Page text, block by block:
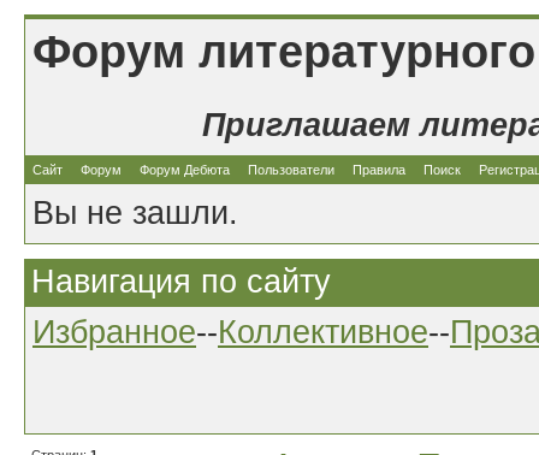
Форум
Приглашаем
Сайт Форум Форум Дебюта Пользователи Правила Поиск
Вы не зашли.
Навигация по сайту
Избранное--Коллективное--